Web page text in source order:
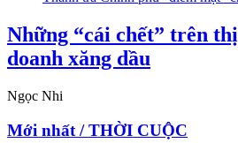
Những “cái chết” trên
doanh xăng dầu
Ngọc Nhi
Mới nhất / THỜI CUỘC